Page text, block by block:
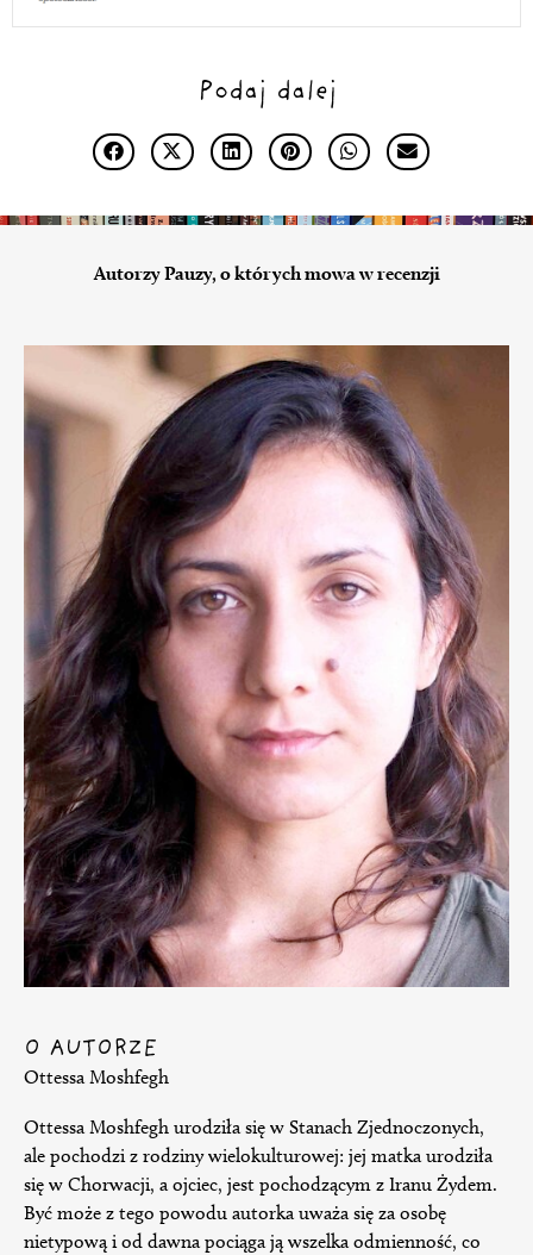
Podaj dalej
Autorzy Pauzy, o których mowa w recenzji
O AUTORZE
Ottessa Moshfegh
Ottessa Moshfegh urodziła się w Stanach Zjednoczonych,
ale pochodzi z rodziny wielokulturowej: jej matka urodziła
się w Chorwacji, a ojciec, jest pochodzącym z Iranu Żydem.
Być może z tego powodu autorka uważa się za osobę
nietypową i od dawna pociąga ją wszelka odmienność, co